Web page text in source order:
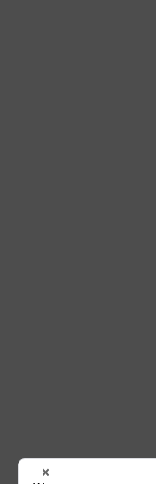
110Vダイク